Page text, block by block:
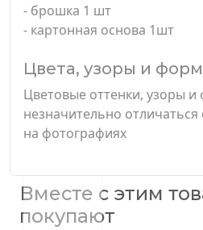
- брошка 1 шт
- картонная основа 1шт
Цвета, узоры и
Цветовые оттенки, узоры
незначительно отличаться
на фотографиях
Вместе с этим
покупают